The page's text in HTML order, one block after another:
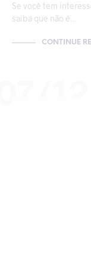
Se você tem
saiba que não é…
CONTINUE